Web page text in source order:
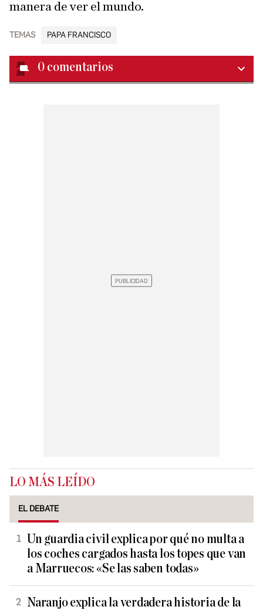
manera de ver el mundo.
TEMAS PAPA FRANCISCO
0 comentarios
LO MÁS LEÍDO
EL DEBATE
Un guardia civil explica por qué no multa a
los coches cargados hasta los topes que van
a Marruecos: «Se las saben todas»
Naranjo explica la verdadera historia de la